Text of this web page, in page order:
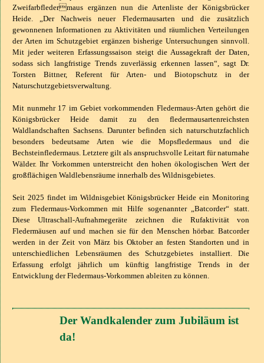
Zweifarbfledermaus ergänzen nun die Artenliste der Königsbrücker
Heide. „Der Nachweis neuer Fledermausarten und die zusätzlich
gewonnenen Informationen zu Aktivitäten und räumlichen Verteilungen
der Arten im Schutzgebiet ergänzen bisherige Untersuchungen sinnvoll.
Mit jeder weiteren Erfassungssaison steigt die Aussagekraft der Daten,
sodass sich langfristige Trends zuverlässig erkennen lassen“, sagt Dr.
Torsten Bittner, Referent für Arten- und Biotopschutz in der
Naturschutzgebietsverwaltung.
Mit nunmehr 17 im Gebiet vorkommenden Fledermaus-Arten gehört die
Königsbrücker Heide damit zu den fledermausartenreichsten
Waldlandschaften Sachsens. Darunter befinden sich naturschutzfachlich
besonders bedeutsame Arten wie die Mopsfledermaus und die
Bechsteinfledermaus. Letztere gilt als anspruchsvolle Leitart für naturnahe
Wälder. Ihr Vorkommen unterstreicht den hohen ökologischen Wert der
großflächigen Waldlebensräume innerhalb des Wildnisgebietes.
Seit 2025 findet im Wildnisgebiet Königsbrücker Heide ein Monitoring
zum Fledermaus-Vorkommen mit Hilfe sogenannter „Batcorder“ statt.
Diese Ultraschall-Aufnahmegeräte zeichnen die Rufaktivität von
Fledermäusen auf und machen sie für den Menschen hörbar. Batcorder
werden in der Zeit von März bis Oktober an festen Standorten und in
unterschiedlichen Lebensräumen des Schutzgebietes installiert. Die
Erfassung erfolgt jährlich um künftig langfristige Trends in der
Entwicklung der Fledermaus-Vorkommen ableiten zu können.
Der Wandkalender zum Jubiläum ist
da!